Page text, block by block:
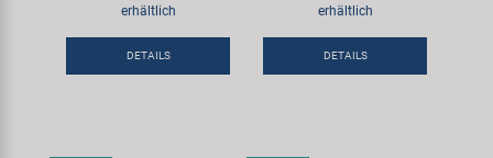
erhältlich
DETAILS
erhältlich
DETAILS